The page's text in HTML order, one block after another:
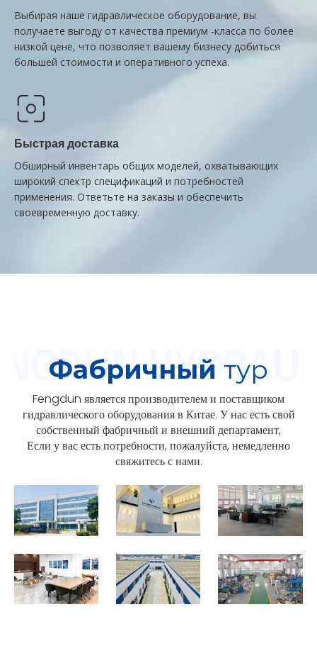
Выбирая наше гидравлическое оборудование, вы
получаете выгоду от качества премиум -класса по более
низкой цене, что позволяет вашему бизнесу добиться
большей стоимости и оперативного успеха.
Быстрая доставка
Обширный инвентарь общих моделей, охватывающих
широкий спектр спецификаций и потребностей
применения. Ответьте на заказы и обеспечить
своевременную доставку.
Фабричный тур
Fengdun является производителем и поставщиком
гидравлического оборудования в Китае. У нас есть свой
собственный фабричный и внешний департамент,
Если у вас есть потребности, пожалуйста, немедленно
свяжитесь с нами.